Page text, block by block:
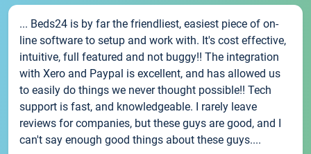
... Beds24 is by far the friendliest, easiest piece of on-
line software to setup and work with. It's cost effective,
intuitive, full featured and not buggy!! The integration
with Xero and Paypal is excellent, and has allowed us
to easily do things we never thought possible!! Tech
support is fast, and knowledgeable. I rarely leave
reviews for companies, but these guys are good, and I
can't say enough good things about these guys....